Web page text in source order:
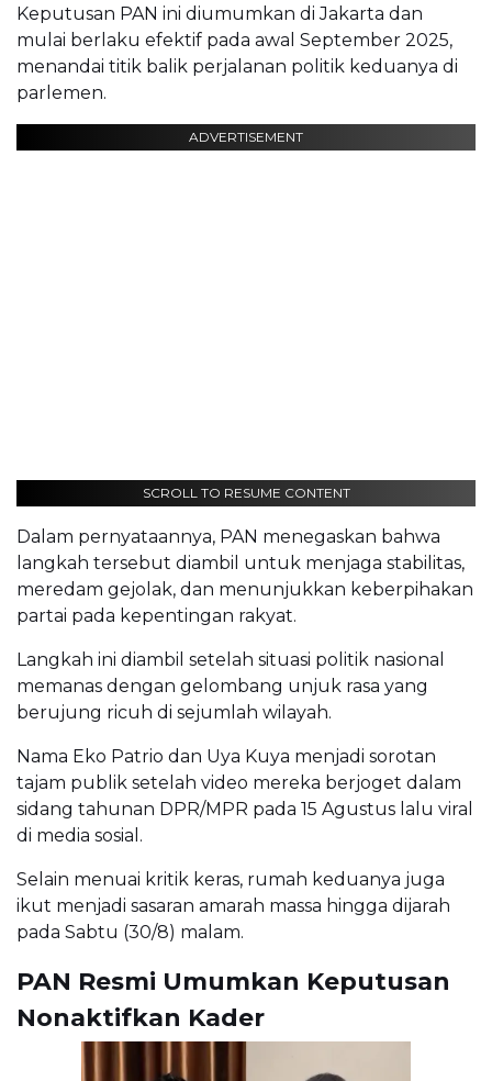
Keputusan PAN ini diumumkan di Jakarta dan
mulai berlaku efektif pada awal September 2025,
menandai titik balik perjalanan politik keduanya di
parlemen.
ADVERTISEMENT
SCROLL TO RESUME CONTENT
Dalam pernyataannya, PAN menegaskan bahwa
langkah tersebut diambil untuk menjaga stabilitas,
meredam gejolak, dan menunjukkan keberpihakan
partai pada kepentingan rakyat.
Langkah ini diambil setelah situasi politik nasional
memanas dengan gelombang unjuk rasa yang
berujung ricuh di sejumlah wilayah.
Nama Eko Patrio dan Uya Kuya menjadi sorotan
tajam publik setelah video mereka berjoget dalam
sidang tahunan DPR/MPR pada 15 Agustus lalu viral
di media sosial.
Selain menuai kritik keras, rumah keduanya juga
ikut menjadi sasaran amarah massa hingga dijarah
pada Sabtu (30/8) malam.
PAN Resmi Umumkan Keputusan
Nonaktifkan Kader